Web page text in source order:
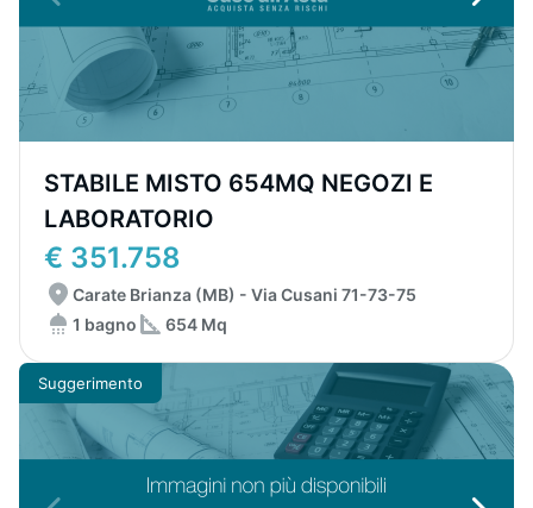
STABILE MISTO 654MQ NEGOZI E
LABORATORIO
€ 351.758
Carate Brianza (MB) - Via Cusani 71-73-75
1 bagno
654 Mq
Suggerimento